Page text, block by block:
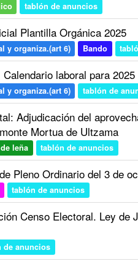
tablón de anuncios
Plantilla Orgánica 2025
y organiza.(art 6) Bando
laboral para 2025
y organiza.(art 6) tablón de
Adjudicación del
Mortua de Ultzama
leña tablón de anuncios
Pleno Ordinario del 3 de
tablón de anuncios
Censo Electoral. Ley de
de anuncios